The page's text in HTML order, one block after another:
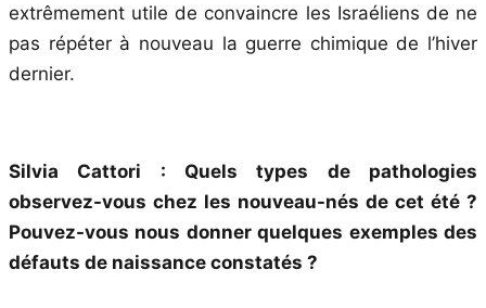
extrêmement utile de convaincre les Israéliens de ne
pas répéter à nouveau la guerre chimique de l’hiver
dernier.
Silvia Cattori : Quels types de pathologies
observez-vous chez les nouveau-nés de cet été ?
Pouvez-vous nous donner quelques exemples des
défauts de naissance constatés ?